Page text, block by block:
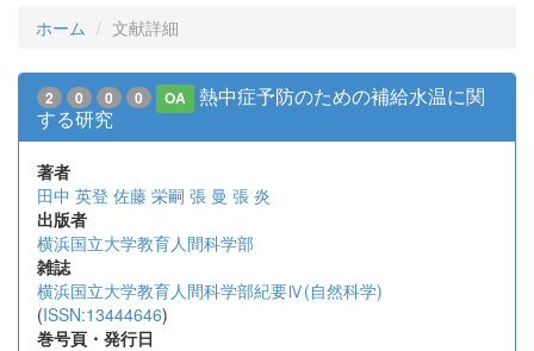
ホーム 文献詳細
2 0 0 0 OA
熱中症予防のための補給水温に関
する研究
著者
田中 英登 佐藤 栄嗣 張 曼 張 炎
出版者
横浜国立大学教育人間科学部
雑誌
横浜国立大学教育人間科学部紀要Ⅳ(自然科学)
(ISSN:13444646)
巻号頁・発行日